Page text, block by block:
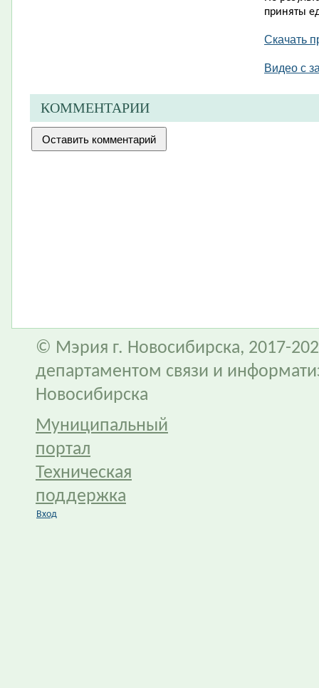
приняты
Скачать
Видео с
КОММЕНТАРИИ
© Мэрия г. Новосибирска, 2017-
департаментом связи и
Новосибирска
Муниципальный
портал
Техническая
поддержка
Вход